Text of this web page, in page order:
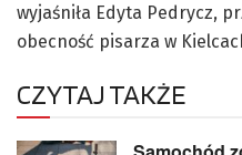
wyjaśniła Edyta Pedrycz,
obecność pisarza w
CZYTAJ TAKŻE